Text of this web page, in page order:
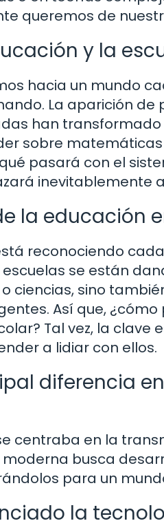
queremos de
y la
hacia un mundo
La aparición
han
sobre
pasará con el
inevitablemente
la educación
reconociendo
escuelas se están
ciencias, sino
Así que,
Tal vez, la
a lidiar con ellos.
diferencia
centraba en la
busca
para un
la